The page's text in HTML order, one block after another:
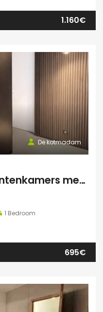
1.160€
De kotmadam
3 nieuwbouw studentenkamers met eigen sanitair
1 Bedroom
695€